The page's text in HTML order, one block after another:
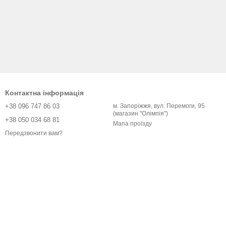
Контактна інформація
+38 096 747 86 03
+38 050 034 68 81
Передзвонити вам?
м. Запоріжжя, вул. Перемоги, 95
(магазин "Олімпія")
Мапа проїзду